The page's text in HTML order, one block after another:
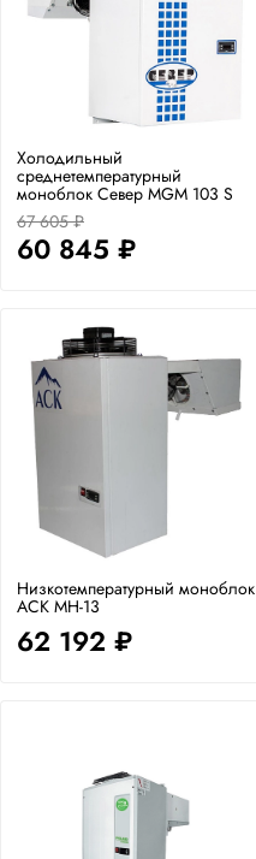
Холодильный
среднетемпературный
моноблок Север MGM 103 S
67 605 ₽
60 845 ₽
Низкотемпературный моноблок
АСК МН-13
62 192 ₽